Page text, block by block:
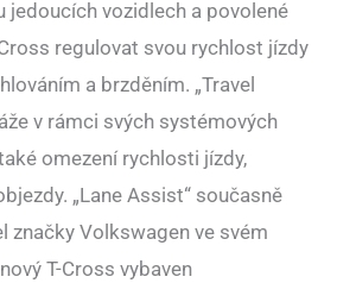
jedoucích vozidlech a povolené
regulovat svou rychlost jízdy
a brzděním. „Travel
v rámci svých systémových
omezení rychlosti jízdy,
„Lane Assist“ současně
značky Volkswagen ve svém
T-Cross vybaven